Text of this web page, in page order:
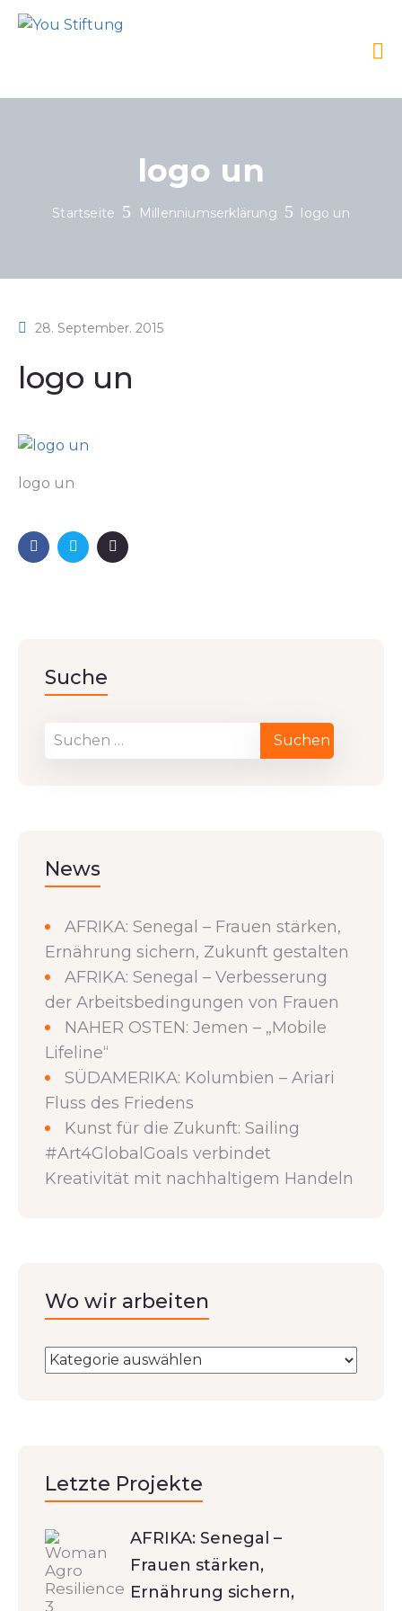
logo un
Startseite Millenniumserklärung logo un
28. September. 2015
logo un
logo un
Suche
News
AFRIKA: Senegal – Frauen stärken,
Ernährung sichern, Zukunft gestalten
AFRIKA: Senegal – Verbesserung
der Arbeitsbedingungen von Frauen
NAHER OSTEN: Jemen – „Mobile
Lifeline“
SÜDAMERIKA: Kolumbien – Ariari
Fluss des Friedens
Kunst für die Zukunft: Sailing
#Art4GlobalGoals verbindet
Kreativität mit nachhaltigem Handeln
Wo wir arbeiten
Letzte Projekte
AFRIKA: Senegal –
Frauen stärken,
Ernährung sichern,